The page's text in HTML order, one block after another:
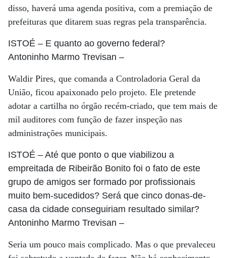
disso, haverá uma agenda positiva, com a premiação de
prefeituras que ditarem suas regras pela transparência.
ISTOÉ – E quanto ao governo federal?
Antoninho Marmo Trevisan –
Waldir Pires, que comanda a Controladoria Geral da
União, ficou apaixonado pelo projeto. Ele pretende
adotar a cartilha no órgão recém-criado, que tem mais de
mil auditores com função de fazer inspeção nas
administrações municipais.
ISTOÉ – Até que ponto o que viabilizou a
empreitada de Ribeirão Bonito foi o fato de este
grupo de amigos ser formado por profissionais
muito bem-sucedidos? Será que cinco donas-de-
casa da cidade conseguiriam resultado similar?
Antoninho Marmo Trevisan –
Seria um pouco mais complicado. Mas o que prevaleceu